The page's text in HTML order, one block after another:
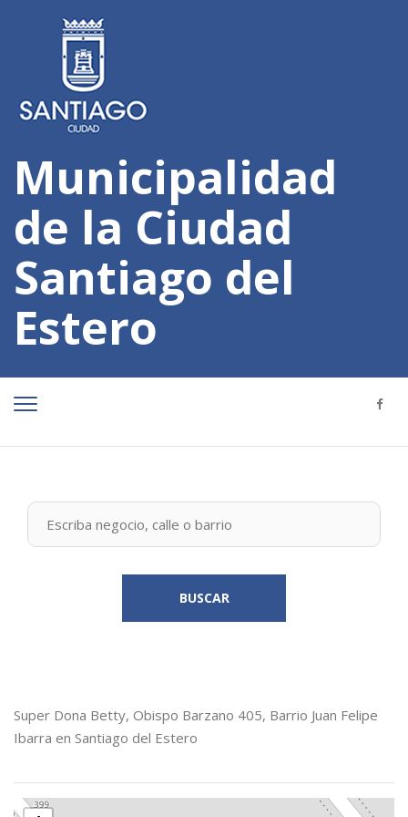
Municipalidad
de la Ciudad
Santiago del
Estero
BUSCAR
Super Dona Betty, Obispo Barzano 405, Barrio Juan Felipe
Ibarra en Santiago del Estero